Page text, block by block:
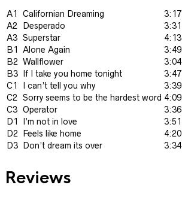
A1 Californian Dreaming
3:17
A2
Desperado
3:31
A3 Superstar
4:13
B1
Alone Again
3:49
B2 Wallflower
3:04
B3 If I take you home tonight
3:47
C1
I can’t tell you why
3:39
C2
Sorry seems to be the hardest word 4:09
C3 Operator
3:36
D1
I’m not in love
3:51
D2
Feels like home
4:20
D3 Don’t dream its over 3:34
Reviews